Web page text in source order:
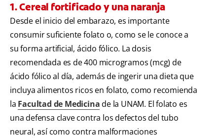
1. Cereal fortificado y una naranja
Desde el inicio del embarazo, es importante
consumir suficiente folato o, como se le conoce a
su forma artificial, ácido fólico. La dosis
recomendada es de 400 microgramos (mcg) de
ácido fólico al día, además de ingerir una dieta que
incluya alimentos ricos en folato, como recomienda
la Facultad de Medicinade la UNAM. El folato es
una defensa clave contra los defectos del tubo
neural, así como contra malformaciones